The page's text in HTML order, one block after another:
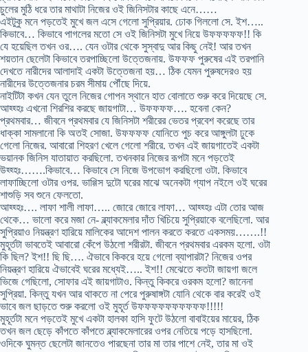
চুলের মুঠি ধরে তার মাথাটা নিজের ওই জিনিসটার কাছে এনে……
এইটুকু মনে পড়তেই মুখে জল এসে গেলো সুপ্রিয়ার. ঢোক গিললো সে. ইশ…..
কিভাবে… কিভাবে পাগলের মতো সে ওই জিনিসটা মুখে নিয়ে উফফফফফ!! কি
যে হয়েছিল তখন ওর…. যেন ওটার থেকে সুস্বাদু আর কিছু নেই! আর তখন
শয়তান ছেলেটা কিভাবে তরপাচ্ছিলো উত্তেজনায়. উফফফ পুরুষের এই তরপানি
দেখতে নারীদের আলাদাই একটা উত্তেজনা হয়… ঠিক যেমন পুরুষদেরও হয়
নারীদের উত্তেজনার চরম সীমায় পৌঁছে দিয়ে.
নাইটিটা কখন যেন তুলে নিজের গোপন স্থানে হাত বোলাতে শুরু করে দিয়েছে সে.
আহ্হ্হঃ এখনো শিরশির করছে জায়গাটা… উফফফফ…. হবেনা কেন?
প্রথমবার… জীবনে প্রথমবার যে জিনিসটা শরীরের ভেতর প্রবেশ করেছে তার
ধাক্কা সামলানো কি অতই সোজা. উফফফফ যোনিতে পুচ করে আঙ্গুলটা ঢুকে
গেলো নিজের. আবারো শিহরণ খেলে গেলো শরীরে. তখন এই জায়গাতেই একটা
ভয়ানক জিনিস যাতায়াত করছিলো. তখনকার নিজের রূপটা মনে পড়তেই
উহ্হ্হঃ…….কিভাবে… কিভাবে সে নিজে উপভোগ করছিলো ওটা. কিভাবে
লাফাচ্ছিলো ওটার ওপর. ভাগ্গিস দুটো ঘরের মাঝে অনেকটা গ্যাপ নইলে ওই ঘরের
শাশুড়ি সব শুনে ফেলতো.
আহ্হ্হঃ…. লাফা শালী লাফা….. জোরে জোরে লাফা… আহ্হ্হঃ এটা তোর আজ
থেকে… ভালো করে মজা নে- ব্ল্যাকমেলার দাঁত খিচিয়ে সুপ্রিয়াকে বলেছিলো. আর
সুপ্রিয়াও নিয়ন্ত্রণ হারিয়ে মালিকের আদেশ পালন করতে করতে একসময়…….!!
মুহূর্তটা ভাবতেই আবারো কেঁপে উঠলো শরীরটা. জীবনে প্রথমবার এরকম হলো. ওটা
কি ছিল? ইশ!! ছি ছি…. ঐভাবে কিকরে হয়ে গেলো ব্যাপারটা? নিজের ওপর
নিয়ন্ত্রণ হারিয়ে ঐভাবেই ঘরের মধ্যেই….. ইশ!! মেঝেতে কতটা জায়গা জলে
ভিজে গেছিলো, সোফার এই জায়গাটাও. কিন্তু কিকরে ওরকম হলো? জানেনা
সুপ্রিয়া. কিন্তু যখন আর থাকতে না পেরে পুরুষাঙ্গটা যোনি থেকে বার করেই ওই
ভাবে জল ছাড়তে শুরু করলো ওই মুহূর্ত উফফফফফফফফফফ!!!!!
মুহূর্তটা মনে পড়তেই মুখে একটা হালকা হাসি ফুটে উঠলো বাবাইয়ের মায়ের, ঠিক
তখন জল ছেড়ে কাঁপতে কাঁপতে ব্ল্যাকমেলারের ওপর নেতিয়ে পড়ে হাসছিলো.
ওদিকে ঘুমন্ত ছেলেটা জানতেও পারছেনা তার মা তার পাশে নেই, তার মা ওই